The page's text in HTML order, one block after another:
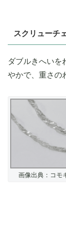
スクリューチ
ダブルきへいを
やかで、重さの
画像出典：コモ